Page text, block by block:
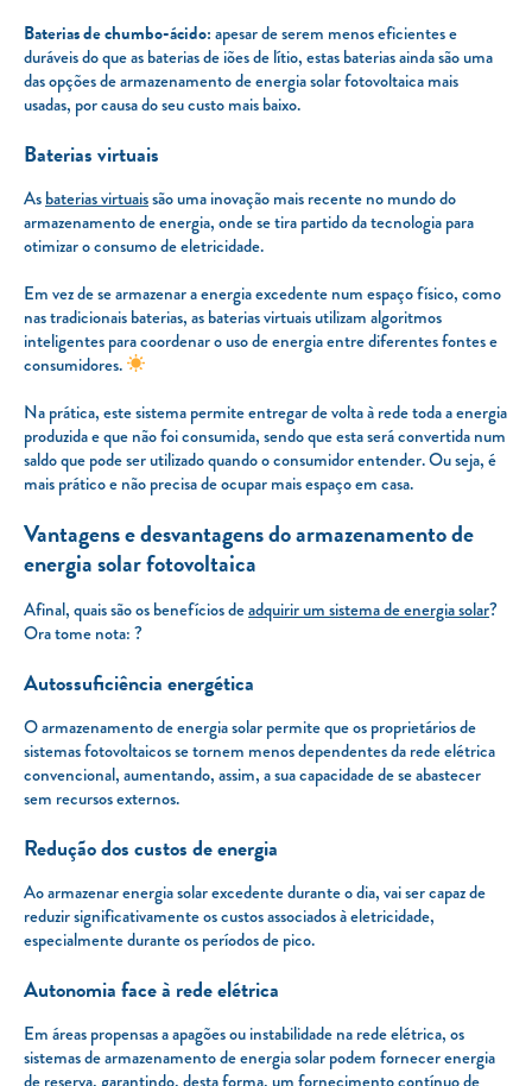
Baterias de chumbo-ácido:apesar de serem menos eficientes e
duráveis do que as baterias de iões de lítio, estas baterias ainda são uma
das opções de armazenamento de energia solar fotovoltaica mais
usadas, por causa do seu custo mais baixo.
Baterias virtuais
Asbaterias virtuaissão uma inovação mais recente no mundo do
armazenamento de energia, onde se tira partido da tecnologia para
otimizar o consumo de eletricidade.
Em vez de se armazenar a energia excedente num espaço físico, como
nas tradicionais baterias, as baterias virtuais utilizam algoritmos
inteligentes para coordenar o uso de energia entre diferentes fontes e
consumidores.
Na prática, este sistema permite entregar de volta à rede toda a energia
produzida e que não foi consumida, sendo que esta será convertida num
saldo que pode ser utilizado quando o consumidor entender. Ou seja, é
mais prático e não precisa de ocupar mais espaço em casa.
Vantagens e desvantagens do armazenamento de
energia solar fotovoltaica
Afinal, quais são os benefícios deadquirir um sistema de energia solar?
Ora tome nota: ?
Autossuficiência energética
O armazenamento de energia solar permite que os proprietários de
sistemas fotovoltaicos se tornem menos dependentes da rede elétrica
convencional, aumentando, assim, a sua capacidade de se abastecer
sem recursos externos.
Redução dos custos de energia
Ao armazenar energia solar excedente durante o dia, vai ser capaz de
reduzir significativamente os custos associados à eletricidade,
especialmente durante os períodos de pico.
Autonomia face à rede elétrica
Em áreas propensas a apagões ou instabilidade na rede elétrica, os
sistemas de armazenamento de energia solar podem fornecer energia
de reserva, garantindo, desta forma, um fornecimento contínuo de